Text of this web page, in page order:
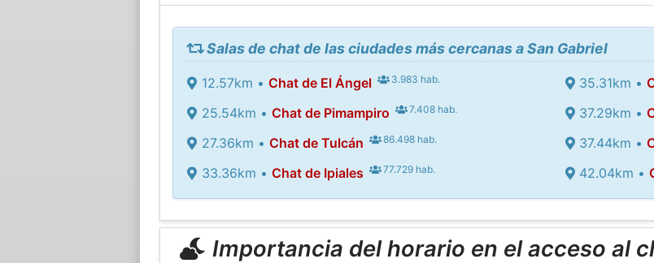
Salas de chat de las ciudades más cercanas a San Gabriel
12.57km • Chat de El Ángel 3.983 hab.
25.54km • Chat de Pimampiro 7.408 hab.
27.36km • Chat de Tulcán 86.498 hab.
33.36km • Chat de Ipiales 77.729 hab.
35.31km •
37.29km •
37.44km •
42.04km •
Importancia del horario en el acceso al